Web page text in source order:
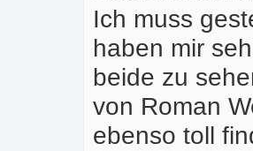
Ich muss
haben mir
beide zu
von Roman
ebenso toll